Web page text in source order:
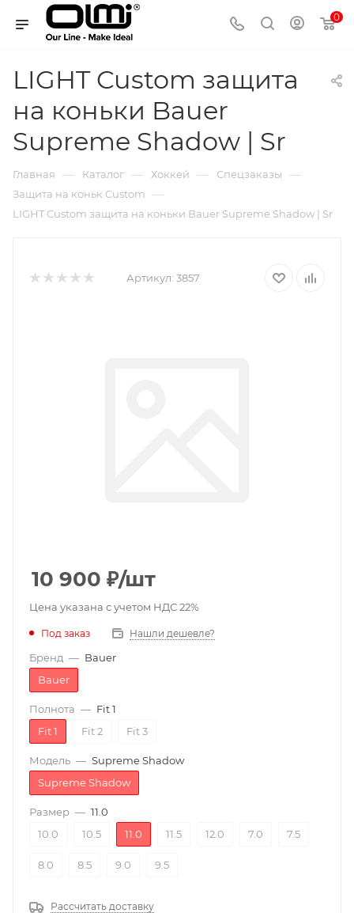
0
LIGHT Custom защита
на коньки Bauer
Supreme Shadow | Sr
Главная — Каталог — Хоккей — Спецзаказы —
Защита на коньк Custom —
LIGHT Custom защита на коньки Bauer Supreme Shadow | Sr
Артикул: 3857
10 900 ₽/шт
Цена указана с учетом НДС 22%
Под заказ Нашли дешевле?
Бренд — Bauer
Bauer
Полнота — Fit 1
Fit 1
Fit 2 Fit 3
Модель — Supreme Shadow
Supreme Shadow
Размер — 11.0
10.0
10.5 11.0 11.5 12.0 7.0 7.5
8.0 8.5 9.0 9.5
Рассчитать доставку